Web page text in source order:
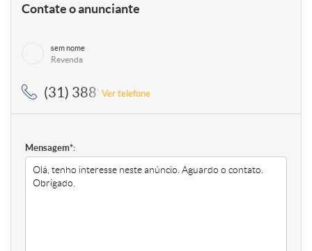
Contate o anunciante
sem nome
Revenda
(31) 3889-4765, (31) 99434-4765
Ver telefone
Mensagem*: